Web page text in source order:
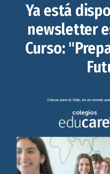
Ya está
newsletter
Curso: